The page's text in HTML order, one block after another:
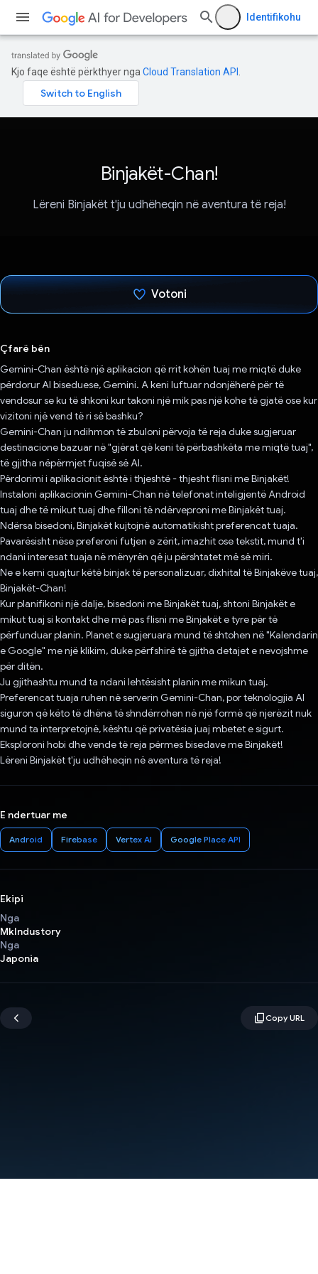
Identifikohu
Kjo faqe është përkthyer nga Cloud Translation API
Binjakët-Chan!
Lëreni Binjakët t'ju udhëheqin në aventura të reja!
Votoni
Çfarë bën
Gemini-Chan është një aplikacion që rrit kohën tuaj me miqtë duke
përdorur AI biseduese, Gemini. A keni luftuar ndonjëherë për të
vendosur se ku të shkoni kur takoni një mik pas një kohe të gjatë ose kur
vizitoni një vend të ri së bashku?
Gemini-Chan ju ndihmon të zbuloni përvoja të reja duke sugjeruar
destinacione bazuar në "gjërat që keni të përbashkëta me miqtë tuaj",
të gjitha nëpërmjet fuqisë së AI.
Përdorimi i aplikacionit është i thjeshtë - thjesht flisni me Binjakët!
Instaloni aplikacionin Gemini-Chan në telefonat inteligjentë Android
tuaj dhe të mikut tuaj dhe filloni të ndërveproni me Binjakët tuaj.
Ndërsa bisedoni, Binjakët kujtojnë automatikisht preferencat tuaja.
Pavarësisht nëse preferoni futjen e zërit, imazhit ose tekstit, mund t'i
ndani interesat tuaja në mënyrën që ju përshtatet më së miri.
Ne e kemi quajtur këtë binjak të personalizuar, dixhital të Binjakëve tuaj,
Binjakët-Chan!
Kur planifikoni një dalje, bisedoni me Binjakët tuaj, shtoni Binjakët e
mikut tuaj si kontakt dhe më pas flisni me Binjakët e tyre për të
përfunduar planin. Planet e sugjeruara mund të shtohen në "Kalendarin
e Google" me një klikim, duke përfshirë të gjitha detajet e nevojshme
për ditën.
Ju gjithashtu mund ta ndani lehtësisht planin me mikun tuaj.
Preferencat tuaja ruhen në serverin Gemini-Chan, por teknologjia AI
siguron që këto të dhëna të shndërrohen në një formë që njerëzit nuk
mund ta interpretojnë, kështu që privatësia juaj mbetet e sigurt.
Eksploroni hobi dhe vende të reja përmes bisedave me Binjakët!
Lëreni Binjakët t'ju udhëheqin në aventura të reja!
E ndertuar me
Android Firebase Vertex AI Google Place API
Ekipi
Nga
MkIndustory
Nga
Japonia